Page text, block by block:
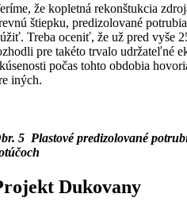
že kopletná rekonštukcia
štiepku, predizolované
Treba oceniť, že už pred vyše
pre takéto trvalo udržateľné
počas tohto obdobia
iných.
5 Plastové predizolované
Dukovany